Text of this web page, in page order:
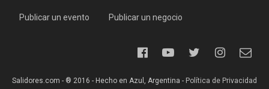
Publicar un evento Publicar un negocio
Salidores.com - ® 2016 - Hecho en Azul, Argentina - Política de Privacidad